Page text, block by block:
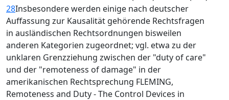
28Insbesondere werden einige nach deutscher
Auffassung zur Kausalität gehörende Rechtsfragen
in ausländischen Rechtsordnungen bisweilen
anderen Kategorien zugeordnet; vgl. etwa zu der
unklaren Grenzziehung zwischen der "duty of care"
und der "remoteness of damage" in der
amerikanischen Rechtsprechung FLEMING,
Remoteness and Duty - The Control Devices in